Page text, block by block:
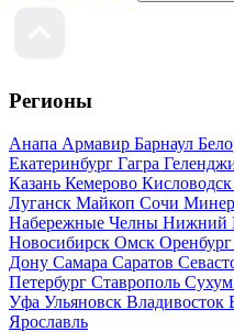
Регионы
Анапа Армавир Барнаул
Екатеринбург Гагра
Казань Кемерово Кисловодск
Луганск Майкоп Сочи
Набережные Челны Нижний
Новосибирск Омск Оренбург
Дону Самара Саратов
Петербург Ставрополь Сухум
Уфа Ульяновск Владивосток
Ярославль